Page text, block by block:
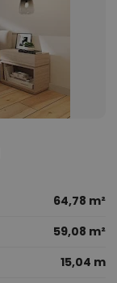
64,78 m²
59,08 m²
15,04 m